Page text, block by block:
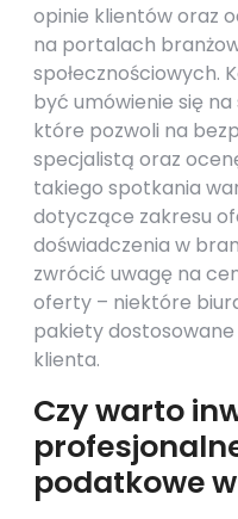
opinie klientów oraz
na portalach
społecznościowych.
być umówienie się
które pozwoli na
specjalistą oraz
takiego spotkania
dotyczące zakresu
doświadczenia w
zwrócić uwagę na
oferty – niektóre
pakiety
klienta.
Czy warto
podatkowe